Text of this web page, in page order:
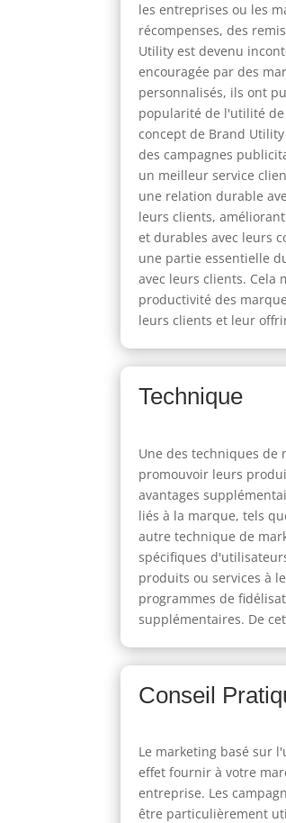
les entreprises ou les
récompenses, des
Utility est devenu
encouragée par des
personnalisés, ils ont
popularité de l'utilité de
concept de Brand
des campagnes
un meilleur service
une relation durable
leurs clients,
et durables avec leurs
une partie essentielle
avec leurs clients.
productivité des
leurs clients et leur
Technique
Une des techniques
promouvoir leurs
avantages
liés à la marque, tels
autre technique de
spécifiques
produits ou services à
programmes de
supplémentaires. De
Conseil
Le marketing basé sur
effet fournir à votre
entreprise. Les
être particulièrement